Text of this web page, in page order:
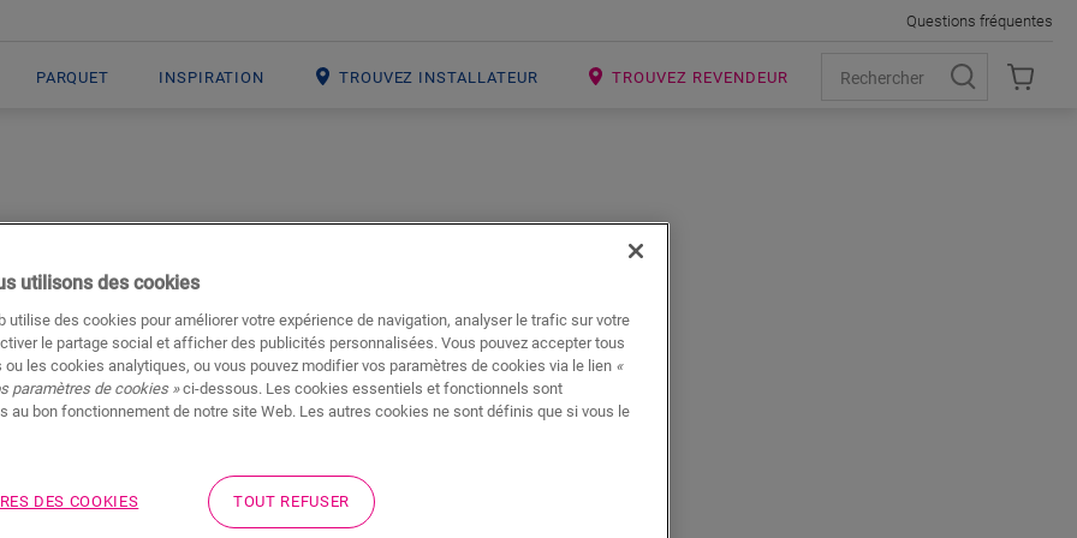
PARQUET INSPIRATION TROUVEZ INSTALLATEUR TROUVEZ REVENDEUR
Questions fréquentes
style de ce design. Oro (base) est le choix idéal pour ceux qui
maison. Offrant une gamme de nuances, allant des teintes claires
pour tous les styles d’intérieur, tout en bénéficiant des
utilisons des cookies
utilise des cookies pour améliorer votre expérience de navigation, analyser le trafic sur votre
le partage social et afficher des publicités personnalisées. Vous pouvez accepter tous
ou les cookies analytiques, ou vous pouvez modifier vos paramètres de cookies via le lien «
paramètres de cookies »ci-dessous. Les cookies essentiels et fonctionnels sont
au bon fonctionnement de notre site Web. Les autres cookies ne sont définis que si vous le
DES COOKIES TOUT REFUSER